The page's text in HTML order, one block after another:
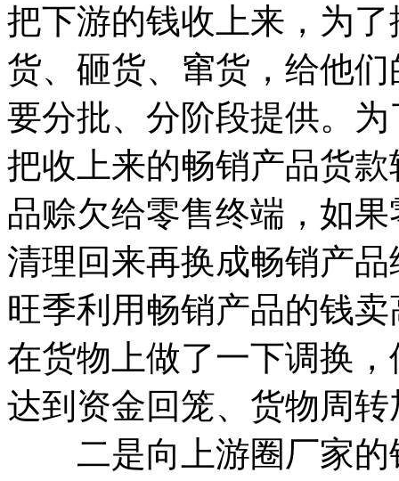
把下游的钱收上来，为
货、砸货、窜货，给他
要分批、分阶段提供。
把收上来的畅销产品货
品赊欠给零售终端，如
清理回来再换成畅销产
旺季利用畅销产品的钱
在货物上做了一下调换
达到资金回笼、货物周
二是向上游圈厂家的